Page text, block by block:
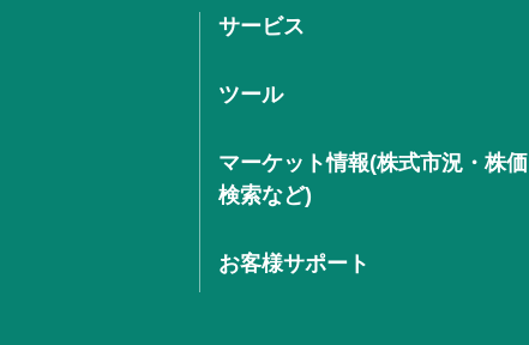
サービス
ツール
マーケット情報(株式市況・株価
検索など)
お客様サポート